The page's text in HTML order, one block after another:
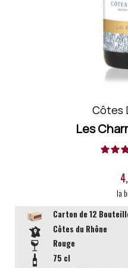
Côtes
Les
la
Carton de 12
Côtes du Rhône
Rouge
75 cl